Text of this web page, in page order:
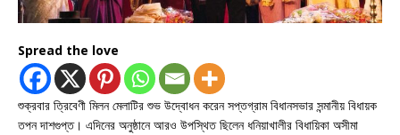
Spread the love
শুক্রবার ত্রিবেণী মিলন মেলাটির শুভ উদ্বোধন করেন সপ্তগ্রাম বিধানসভার সন্মানীয় বিধায়ক
তপন দাশগুপ্ত। এদিনের অনুষ্ঠানে আরও উপস্থিত ছিলেন ধনিয়াখালীর বিধায়িকা অসীমা